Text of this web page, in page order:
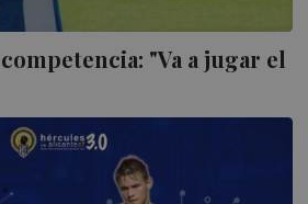
"Va a jugar el